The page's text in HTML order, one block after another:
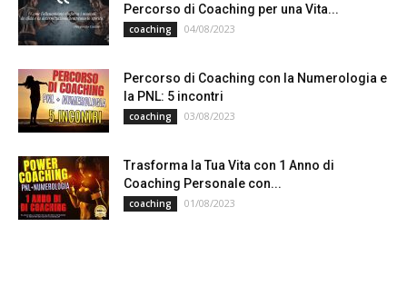
Percorso di Coaching per una Vita...
coaching 04/08/2023
Percorso di Coaching con la Numerologia e
la PNL: 5 incontri
coaching 03/08/2023
Trasforma la Tua Vita con 1 Anno di
Coaching Personale con...
coaching 01/08/2023